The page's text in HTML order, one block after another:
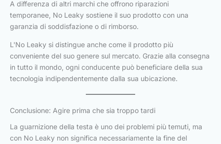
A differenza di altri marchi che offrono riparazioni
temporanee, No Leaky sostiene il suo prodotto con una
garanzia di soddisfazione o di rimborso.
L'No Leaky si distingue anche come il prodotto più
conveniente del suo genere sul mercato. Grazie alla consegna
in tutto il mondo, ogni conducente può beneficiare della sua
tecnologia indipendentemente dalla sua ubicazione.
Conclusione: Agire prima che sia troppo tardi
La guarnizione della testa è uno dei problemi più temuti, ma
con No Leaky non significa necessariamente la fine del